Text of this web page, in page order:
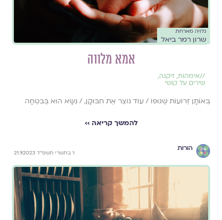
גלויה מארחת
שרון רמר ביאל
אמא מלווה
//אימהות, זיקנה,
שירים על קושי
בְּאוֹתָן זְרוֹעוֹת שֶׁגּוּפוֹ / עוֹד נוֹצֵר אֶת חִבּוּקָן, / נִשָּׂא הוּא בְּבִטְחָה
להמשך קריאה ››
הורות
ו׳ בתשרי תשפ״ד 21.9.2023